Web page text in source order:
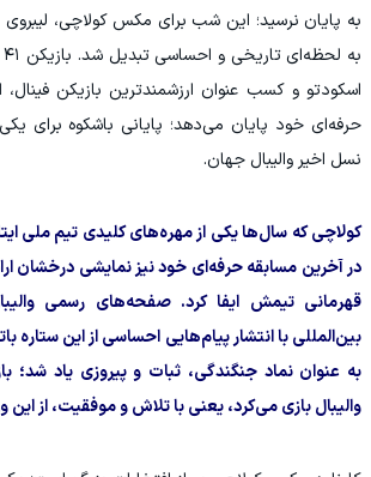
به پایان نرسید؛ این شب برای مکس کولاچی، لیبروی
اسکودتو و کسب عنوان ارزشمندترین بازیکن فینال،
حرفه‌ای خود پایان می‌دهد؛ پایانی باشکوه برای
نسل اخیر والیبال جهان.
کولاچی که سال‌ها یکی از مهره‌های کلیدی تیم ملی
در آخرین مسابقه حرفه‌ای خود نیز نمایشی درخشان
قهرمانی تیمش ایفا کرد. صفحه‌های رسمی
بین‌المللی با انتشار پیام‌هایی احساسی از این ستاره
به عنوان نماد جنگندگی، ثبات و پیروزی یاد شد؛
والیبال بازی می‌کرد، یعنی با تلاش و موفقیت، از